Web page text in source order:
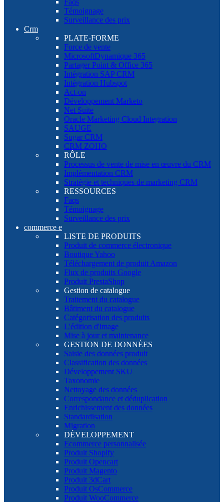
Faqs
Témoignage
Surveillance des prix
Crm
PLATE-FORME
Force de vente
MicrosoftDynamique 365
Partager Point & Office 365
Intégration SAP CRM
Intégration Hubspot
Act-on
Développement Marketo
Net Suite
Oracle Marketing Cloud Integration
SAUGE
Sugar CRM
CRM ZOHO
RÔLE
Processus de vente de mise en œuvre du CRM
Implémentation CRM
Stratégie et techniques de marketing CRM
RESSOURCES
Faqs
Témoignage
Surveillance des prix
commerce e
LISTE DE PRODUITS
Produit de commerce électronique
Boutique Yahoo
Téléchargement de produit Amazon
Flux de produits Google
Produit PrestaShop
Gestion de catalogue
Traitement du catalogue
Bâtiment du catalogue
Catégorisation des produits
L'édition d'image
Mise à jour et maintenance
GESTION DE DONNÉES
Saisie des données produit
Classification des données
Développement SKU
Taxonomie
Nettoyage des données
Correspondance et déduplication
Enrichissement des données
Standardisation
Migration
DÉVELOPPEMENT
Ecommerce personnalisée
Produit Shopify
Produit Opencart
Produit Magento
Produit 3dCart
Produit OsCommerce
Produit WooCommerce